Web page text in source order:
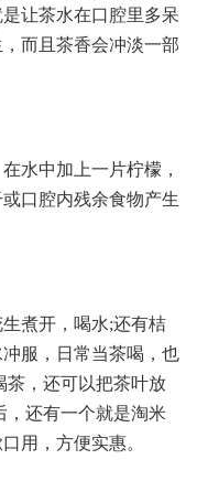
让茶水在口腔里多呆
而且茶香会冲淡一部
水中加上一片柠檬，
口腔内残余食物产生
煮开，喝水;还有桔
服，日常当茶喝，也
茶，还可以把茶叶放
，还有一个就是淘米
用，方便实惠。